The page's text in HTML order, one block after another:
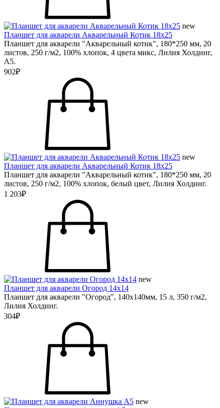
new
Планшет для акварели Акварельный Котик 18х25
Планшет для акварели "Акварельный котик", 180*250 мм, 20
листов, 250 г/м2, 100% хлопок, 4 цвета микс, Лилия Холдинг,
А5.
902₽
new
Планшет для акварели Акварельный Котик 18х25
Планшет для акварели "Акварельный котик", 180*250 мм, 20
листов, 250 г/м2, 100% хлопок, белый цвет, Лилия Холдинг.
1 203₽
new
Планшет для акварели Огород 14х14
Планшет для акварели "Огород", 140х140мм, 15 л, 350 г/м2,
Лилия Холдинг.
304₽
new